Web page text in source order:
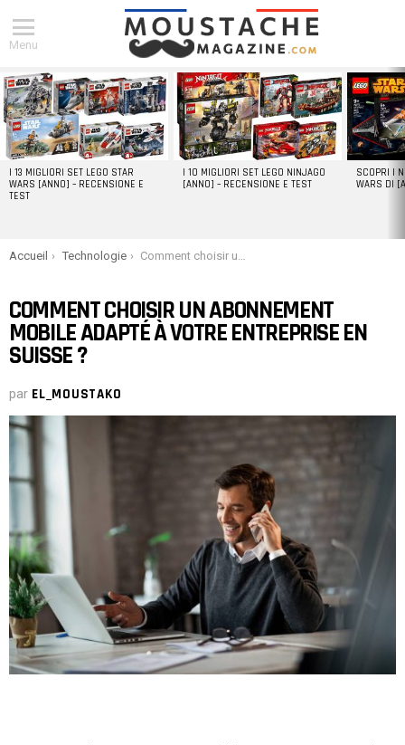
Menu
DERNIERS
ARTICLES
I 13 MIGLIORI SET LEGO STAR
WARS [ANNO] – RECENSIONE E
TEST
I 10 MIGLIORI SET LEGO NINJAGO
[ANNO] – RECENSIONE E TEST
SCOPRI I
WARS DI
You are here:
Accueil Technologie Comment choisir un abonnement mobile adapté à votre entreprise en Suisse ?
COMMENT CHOISIR UN ABONNEMENT
MOBILE ADAPTÉ À VOTRE ENTREPRISE EN
SUISSE ?
par EL_MOUSTAKO